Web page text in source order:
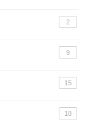
2
9
15
18